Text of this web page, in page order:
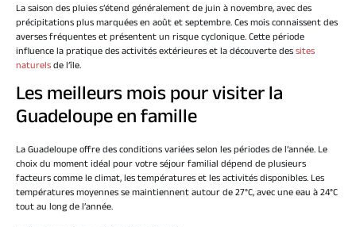
La saison des pluies s’étend généralement de juin à novembre, avec des
précipitations plus marquées en août et septembre. Ces mois connaissent des
averses fréquentes et présentent un risque cyclonique. Cette période
influence la pratique des activités extérieures et la découverte dessites
naturelsde l’île.
Les meilleurs mois pour visiter la
Guadeloupe en famille
La Guadeloupe offre des conditions variées selon les périodes de l’année. Le
choix du moment idéal pour votre séjour familial dépend de plusieurs
facteurs comme le climat, les températures et les activités disponibles. Les
températures moyennes se maintiennent autour de 27°C, avec une eau à 24°C
tout au long de l’année.